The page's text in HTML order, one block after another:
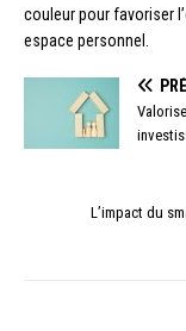
couleur pour favoriser
espace personnel.
L’impact du